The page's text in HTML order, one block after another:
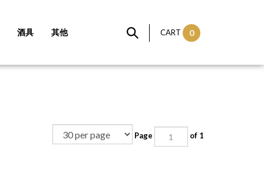
酒具 其他 CART 0
Page of 1